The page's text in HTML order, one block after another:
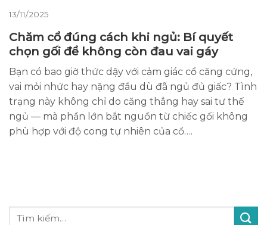
13/11/2025
Chăm cổ đúng cách khi ngủ: Bí quyết
chọn gối để không còn đau vai gáy
Bạn có bao giờ thức dậy với cảm giác cổ căng cứng,
vai mỏi nhức hay nặng đầu dù đã ngủ đủ giấc? Tình
trạng này không chỉ do căng thẳng hay sai tư thế
ngủ — mà phần lớn bắt nguồn từ chiếc gối không
phù hợp với độ cong tự nhiên của cổ….